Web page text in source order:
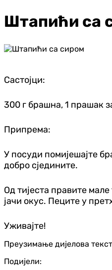
Штапићи са
Састојци:
300 г брашна, 1 прашак
Припрема:
У посуди помијешајте
добро сједините.
Од тијеста правите
јачи окус. Пеците у
Уживајте!
Преузимање дијелова
Подијели: